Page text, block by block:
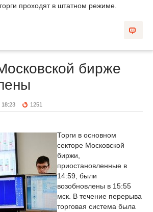
проходят в штатном режиме.
бирже
18:23 1251
Торги в основном
секторе Московской
биржи,
приостановленные в
14:59, были
возобновлены в 15:55
мск. В течение перерыва
торговая система была